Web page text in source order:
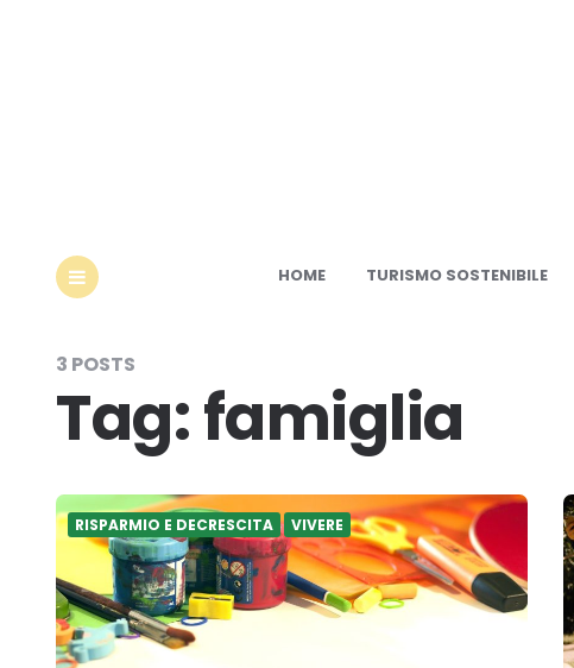
HOME TURISMO SOSTENIBILE
3 POSTS
Tag:famiglia
RISPARMIO E DECRESCITA VIVERE